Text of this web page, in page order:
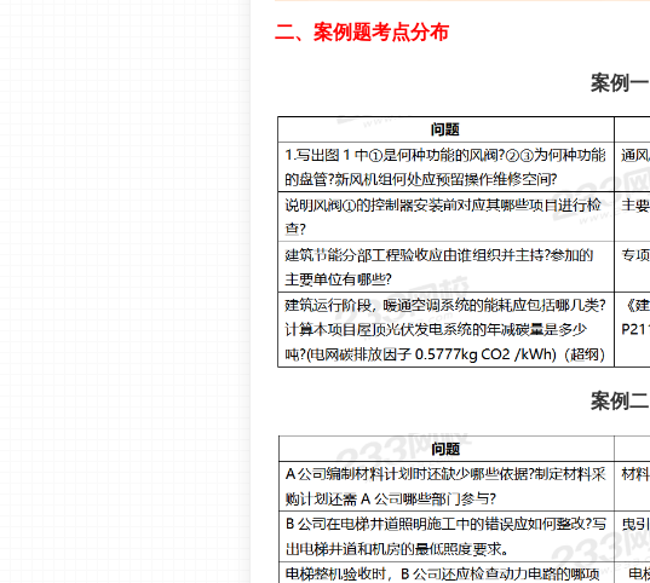
二、案例题考点分布
案例一
案例二